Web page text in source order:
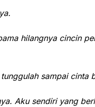
hilangnya cincin
sampai cinta
Aku sendiri yang